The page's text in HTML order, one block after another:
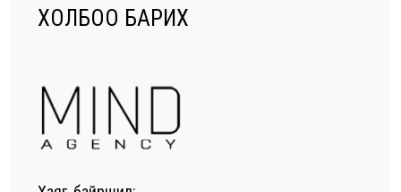
ХОЛБОО БАРИХ